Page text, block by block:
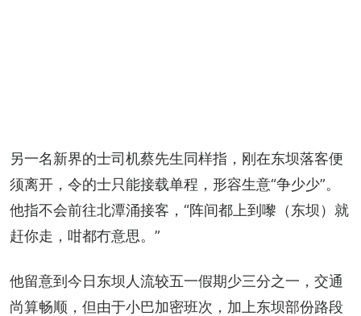
另一名新界的士司机蔡先生同样指，刚在东坝落客便
须离开，令的士只能接载单程，形容生意“争少少”。
他指不会前往北潭涌接客，“阵间都上到嚟（东坝）就
赶你走，咁都冇意思。”
他留意到今日东坝人流较五一假期少三分之一，交通
尚算畅顺，但由于小巴加密班次，加上东坝部份路段